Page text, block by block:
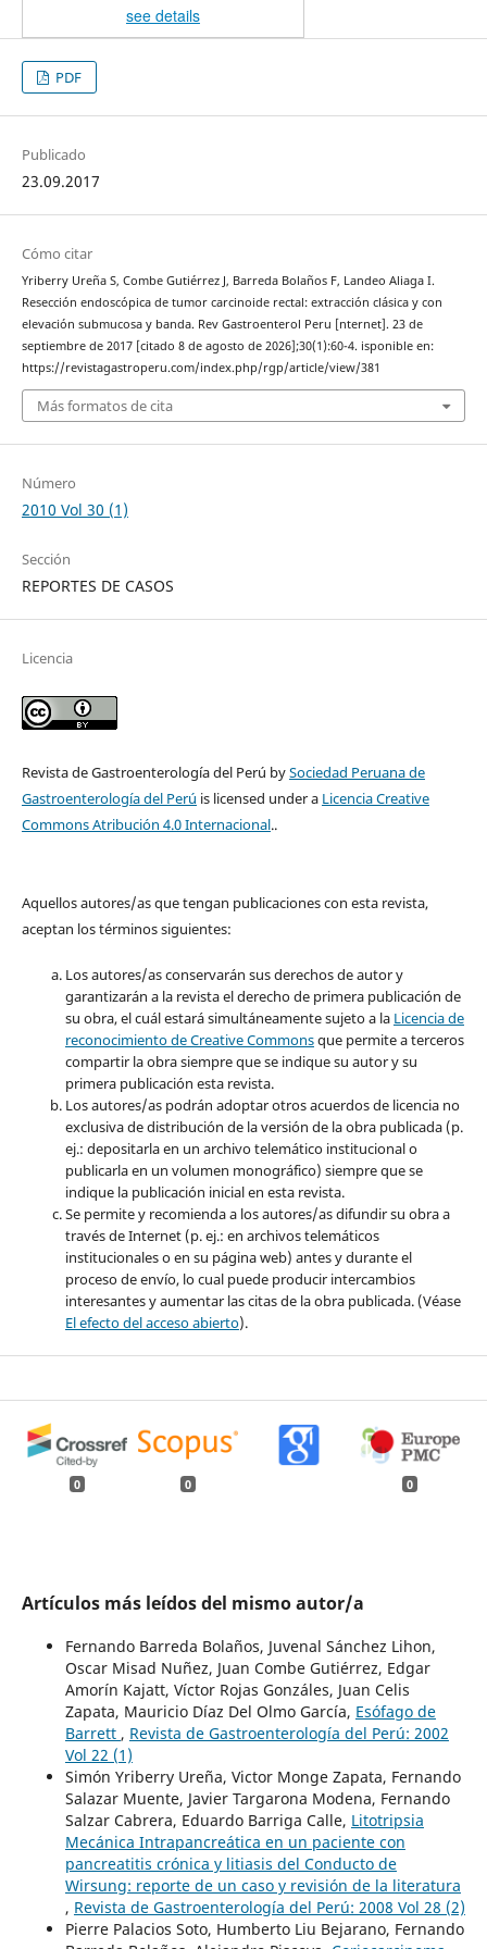
see details
PDF
Publicado
23.09.2017
Cómo citar
Yriberry Ureña S, Combe Gutiérrez J, Barreda Bolaños F, Landeo Aliaga I.
Resección endoscópica de tumor carcinoide rectal: extracción clásica y con
elevación submucosa y banda. Rev Gastroenterol Peru [nternet]. 23 de
septiembre de 2017 [citado 8 de agosto de 2026];30(1):60-4. isponible en:
https://revistagastroperu.com/index.php/rgp/article/view/381
Más formatos de cita
Número
2010 Vol 30 (1)
Sección
REPORTES DE CASOS
Licencia
Revista de Gastroenterología del Perú bySociedad Peruana de
Gastroenterología del Perú is licensed under a Licencia Creative
Commons Atribución 4.0 Internacional..
Aquellos autores/as que tengan publicaciones con esta revista,
aceptan los términos siguientes:
Los autores/as conservarán sus derechos de autor y
garantizarán a la revista el derecho de primera publicación de
su obra, el cuál estará simultáneamente sujeto a la Licencia de
reconocimiento de Creative Commonsque permite a terceros
compartir la obra siempre que se indique su autor y su
primera publicación esta revista.
Los autores/as podrán adoptar otros acuerdos de licencia no
exclusiva de distribución de la versión de la obra publicada (p.
ej.: depositarla en un archivo telemático institucional o
publicarla en un volumen monográfico) siempre que se
indique la publicación inicial en esta revista.
Se permite y recomienda a los autores/as difundir su obra a
través de Internet (p. ej.: en archivos telemáticos
institucionales o en su página web) antes y durante el
proceso de envío, lo cual puede producir intercambios
interesantes y aumentar las citas de la obra publicada. (Véase
El efecto del acceso abierto).
0 0 0
Artículos más leídos del mismo autor/a
Fernando Barreda Bolaños, Juvenal Sánchez Lihon,
Oscar Misad Nuñez, Juan Combe Gutiérrez, Edgar
Amorín Kajatt, Víctor Rojas Gonzáles, Juan Celis
Zapata, Mauricio Díaz Del Olmo García, Esófago de
Barrett , Revista de Gastroenterología del Perú: 2002
Vol 22 (1)
Simón Yriberry Ureña, Victor Monge Zapata, Fernando
Salazar Muente, Javier Targarona Modena, Fernando
Salzar Cabrera, Eduardo Barriga Calle, Litotripsia
Mecánica Intrapancreática en un paciente con
pancreatitis crónica y litiasis del Conducto de
Wirsung: reporte de un caso y revisión de la literatura
, Revista de Gastroenterología del Perú: 2008 Vol 28 (2)
Pierre Palacios Soto, Humberto Liu Bejarano, Fernando